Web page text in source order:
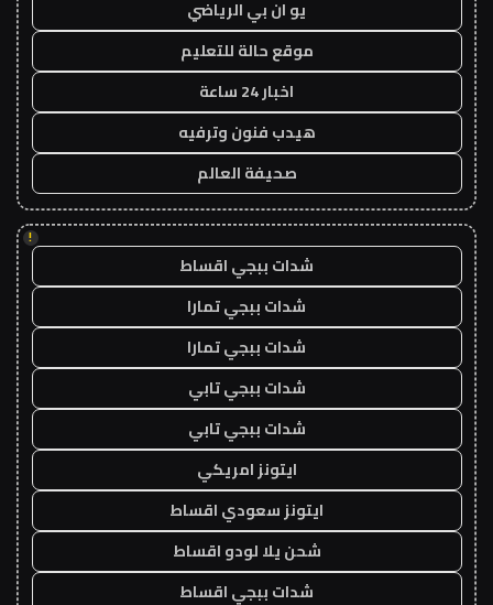
يو ان بي الرياضي
موقع حالة للتعليم
اخبار 24 ساعة
هيدب فنون وترفيه
صحيفة العالم
!
شدات ببجي اقساط
شدات ببجي تمارا
شدات ببجي تمارا
شدات ببجي تابي
شدات ببجي تابي
ايتونز امريكي
ايتونز سعودي اقساط
شحن يلا لودو اقساط
شدات ببجي اقساط